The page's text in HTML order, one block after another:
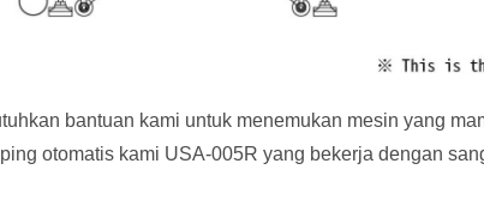
bantuan kami untuk menemukan mesin yang
otomatis kami USA-005R yang bekerja dengan